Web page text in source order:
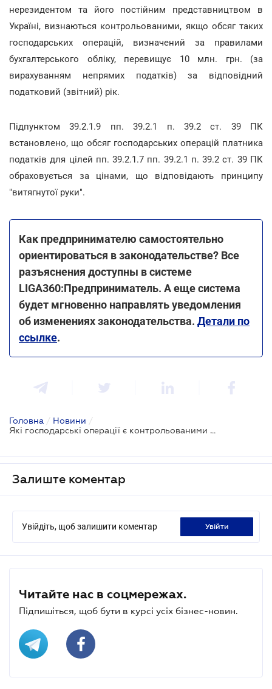
нерезидентом та його постійним представництвом в
Україні, визнаються контрольованими, якщо обсяг таких
господарських операцій, визначений за правилами
бухгалтерського обліку, перевищує 10 млн. грн. (за
вирахуванням непрямих податків) за відповідний
податковий (звітний) рік.
Підпунктом 39.2.1.9 пп. 39.2.1 п. 39.2 ст. 39 ПК
встановлено, що обсяг господарських операцій платника
податків для цілей пп. 39.2.1.7 пп. 39.2.1 п. 39.2 ст. 39 ПК
обраховується за цінами, що відповідають принципу
"витягнутої руки".
Как предпринимателю самостоятельно
ориентироваться в законодательстве? Все
разъяснения доступны в системе
LIGA360:Предприниматель. А еще система
будет мгновенно направлять уведомления
об изменениях законодательства. Детали по
ссылке.
Головна / Новини /
Які господарські операції є контрольованими - ДПС
Залиште коментар
Увійдіть, щоб залишити коментар увійти
Читайте нас в соцмережах.
Підпишіться, щоб бути в курсі усіх бізнес-новин.